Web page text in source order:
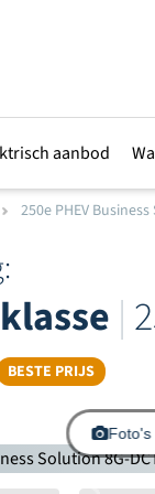
aanbod
250e PHEV
|
BESTE PRIJS
Foto's